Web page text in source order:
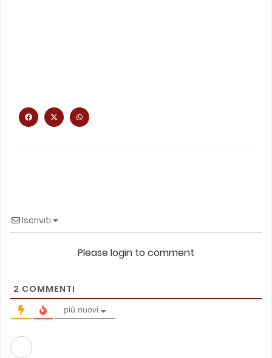
Iscriviti
Please login to comment
2 COMMENTI
più nuovi